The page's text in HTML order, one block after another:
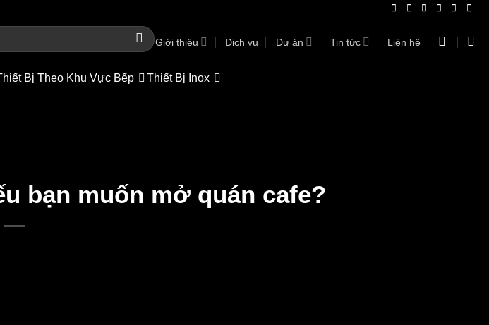
Giới thiệu Dịch vụ Dự án Tin tức Liên hệ
Bị Theo Khu Vực Bếp Thiết Bị Inox
bạn muốn mở quán cafe?